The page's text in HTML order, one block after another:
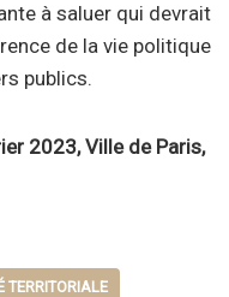
à saluer qui devrait
de la vie politique
publics.
2023, Ville de Paris,
TERRITORIALE